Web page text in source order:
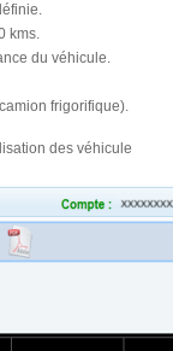
kms.
du véhicule.
frigorifique).
des véhicule